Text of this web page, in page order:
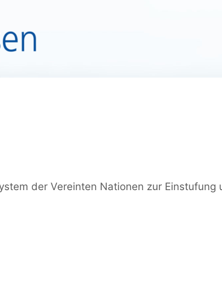
der Vereinten Nationen zur Einstufung